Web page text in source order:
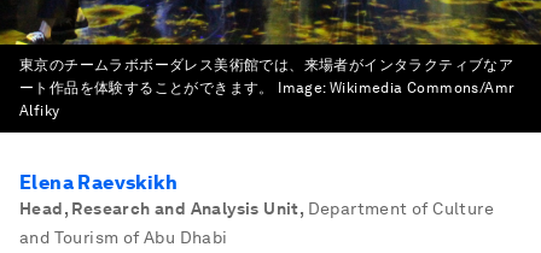
東京のチームラボボーダレス美術館では、来場者がインタラクティブなア
ート作品を体験することができます。
Image:Wikimedia Commons/Amr
Alfiky
Elena Raevskikh
Head, Research and Analysis Unit, Department of Culture
and Tourism of Abu Dhabi